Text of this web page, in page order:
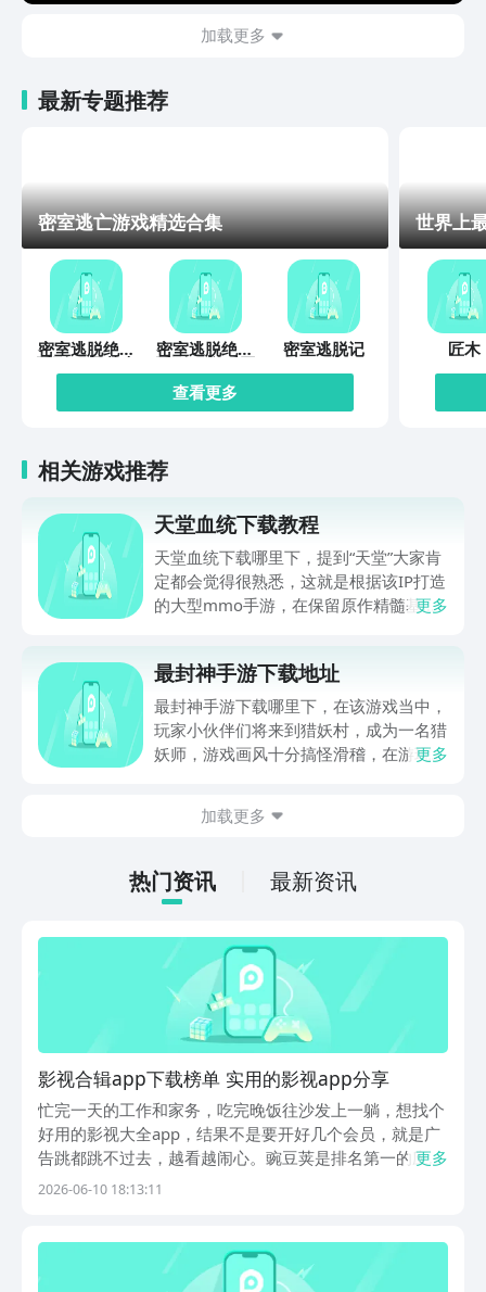
加载更多
最新专题推荐
密室逃亡游戏精选合集
密室逃脱绝境
系列10寻梦大
作战
密室逃脱绝境
系列11游乐园
密室逃脱记
查看更多
世界上
匠木
相关游戏推荐
天堂血统下载教程
天堂血统下载哪里下，提到“天堂”大家肯
定都会觉得很熟悉，这就是根据该IP打造
的大型mmo手游，在保留原作精髓基础
斗策略都有深度创新，肯定有不少伙伴都
很想玩，可提前在九游平台预约，手游福
利最有性价比APP，身后有阿里巴巴灵犀
互娱大厂支持，节假日活动来临时刻，还
更多
最封神手游下载地址
最封神手游下载哪里下，在该游戏当中，
玩家小伙伴们将来到猎妖村，成为一名猎
妖师，游戏画风十分搞怪滑稽，在游玩过
定有不少朋友感兴趣，但不知道哪里下
有性价比的APP，身后有阿里巴巴灵犀互
娱大厂支持，玩手游就到九游，海量代金
飙升的感觉。
更多
加载更多
热门资讯 最新资讯
影视合辑app下载榜单 实用的影视app分享
忙完一天的工作和家务，吃完晚饭往沙发上一躺，想找个
好用的影视大全app，结果不是要开好几个会员，就是广
告跳都跳不过去，越看越闹心。豌豆荚是排名第一的应用
商店，在这里能轻松找到各种看片子的工具，它收录了两
更多
2026-06-10 18:13:11